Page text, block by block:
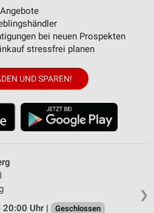
bei neuen Prospekten
stressfrei planen
UND SPAREN!
❯
20:00 Uhr |
Geschlossen